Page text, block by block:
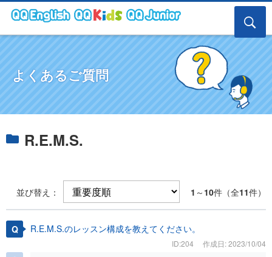
よくあるご質問
R.E.M.S.
並び替え： 1 ～ 10件（全11件）
R.E.M.S.のレッスン構成を教えてください。
ID:204
作成日: 2023/10/04